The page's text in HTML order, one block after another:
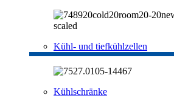
Kühl- und tiefkühlzellen
Kühlschränke